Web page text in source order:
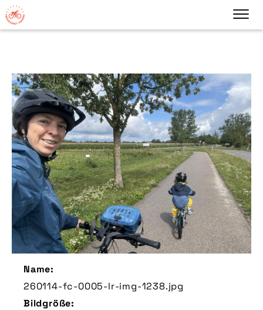
Name:
260114-fc-0005-lr-img-1238.jpg
Bildgröße: